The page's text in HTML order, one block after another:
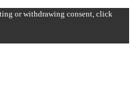
or withdrawing consent, click